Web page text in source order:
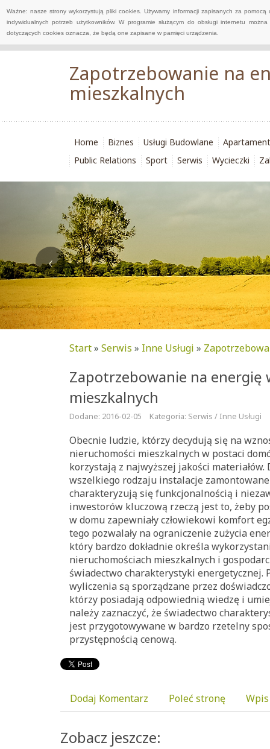
Ważne: nasze strony wykorzystują pliki cookies. Używamy informacji zapisanych za
indywidualnych potrzeb użytkowników. W programie służącym do obsługi internetu
dotyczących cookies oznacza, że będą one zapisane w pamięci urządzenia.
Zapotrzebowanie na
mieszkalnych
Home Biznes Usługi Budowlane
Public Relations
Sport Serwis Wycieczki
Start» Serwis » Inne Usługi »
Zapotrzebowanie na energię
mieszkalnych
Dodane: 2016-02-05 Kategoria: Serwis / Inne Usługi
Obecnie ludzie, którzy decydują się na
nieruchomości mieszkalnych w postaci
korzystają z najwyższej jakości materiałów.
wszelkiego rodzaju instalacje
charakteryzują się funkcjonalnością i
inwestorów kluczową rzeczą jest to, żeby
w domu zapewniały człowiekowi komfort
tego pozwalały na ograniczenie zużycia
który bardzo dokładnie określa
nieruchomościach mieszkalnych i
świadectwo charakterystyki energetycznej.
wyliczenia są sporządzane przez
którzy posiadają odpowiednią wiedzę i
należy zaznaczyć, że świadectwo
jest przygotowywane w bardzo rzetelny
przystępnością cenową.
Dodaj Komentarz Poleć stronę
Zobacz jeszcze: